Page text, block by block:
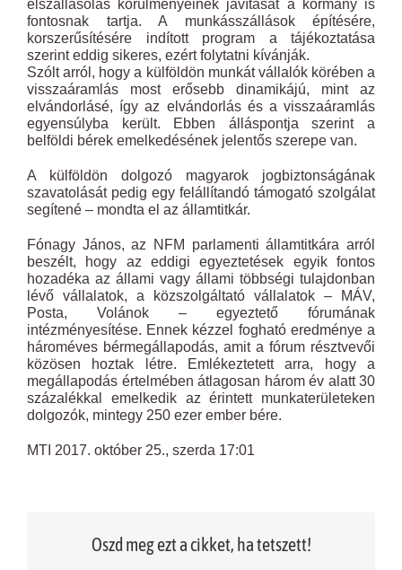
elszállásolás körülményeinek javítását a kormány is
fontosnak tartja. A munkásszállások építésére,
korszerűsítésére indított program a tájékoztatása
szerint eddig sikeres, ezért folytatni kívánják.
Szólt arról, hogy a külföldön munkát vállalók körében a
visszaáramlás most erősebb dinamikájú, mint az
elvándorlásé, így az elvándorlás és a visszaáramlás
egyensúlyba került. Ebben álláspontja szerint a
belföldi bérek emelkedésének jelentős szerepe van.
A külföldön dolgozó magyarok jogbiztonságának
szavatolását pedig egy felállítandó támogató szolgálat
segítené – mondta el az államtitkár.
Fónagy János, az NFM parlamenti államtitkára arról
beszélt, hogy az eddigi egyeztetések egyik fontos
hozadéka az állami vagy állami többségi tulajdonban
lévő vállalatok, a közszolgáltató vállalatok – MÁV,
Posta, Volánok – egyeztető fórumának
intézményesítése. Ennek kézzel fogható eredménye a
hároméves bérmegállapodás, amit a fórum résztvevői
közösen hoztak létre. Emlékeztetett arra, hogy a
megállapodás értelmében átlagosan három év alatt 30
százalékkal emelkedik az érintett munkaterületeken
dolgozók, mintegy 250 ezer ember bére.
MTI 2017. október 25., szerda 17:01
Oszd meg ezt a cikket, ha tetszett!